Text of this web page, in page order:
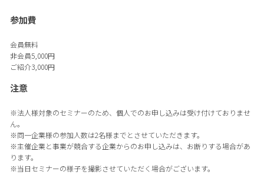
参加費
会員無料
非会員5,000円
ご紹介3,000円
注意
※法人様対象のセミナーのため、個人でのお申し込みは受け付けておりませ
ん。
※同一企業様の参加人数は2名様までとさせていただきます。
※主催企業と事業が競合する企業からのお申し込みは、お断りする場合があ
ります。
※当日セミナーの様子を撮影させていただく場合がございます。